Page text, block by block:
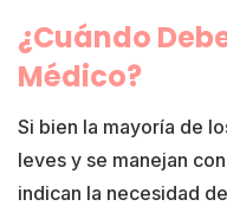
¿Cuándo
Médico?
Si bien la mayoría de
leves y se manejan
indican la necesidad